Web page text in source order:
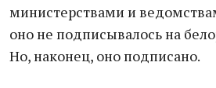
министерствами и
оно не подписывалось на
Но, наконец, оно подписано.